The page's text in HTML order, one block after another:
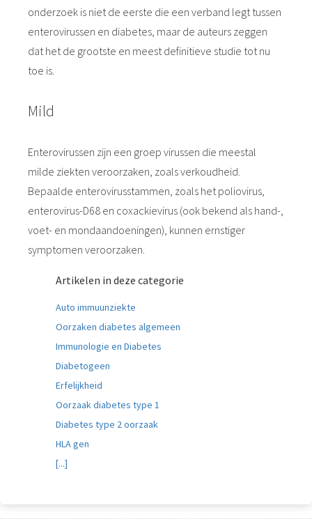
onderzoek is niet de eerste die een verband legt tussen
enterovirussen en diabetes, maar de auteurs zeggen
dat het de grootste en meest definitieve studie tot nu
toe is.
Mild
Enterovirussen zijn een groep virussen die meestal
milde ziekten veroorzaken, zoals verkoudheid.
Bepaalde enterovirusstammen, zoals het poliovirus,
enterovirus-D68 en coxackievirus (ook bekend als hand-,
voet- en mondaandoeningen), kunnen ernstiger
symptomen veroorzaken.
Artikelen in deze categorie
Auto immuunziekte
Oorzaken diabetes algemeen
Immunologie en Diabetes
Diabetogeen
Erfelijkheid
Oorzaak diabetes type 1
Diabetes type 2 oorzaak
HLA gen
[...]